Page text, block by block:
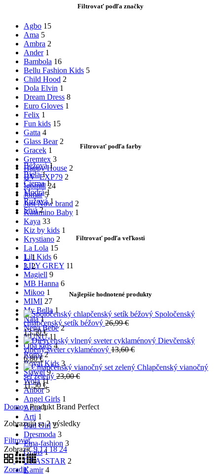
Filtrovať podľa značky
Agbo 15
Ama 5
Ambra 2
Ander 1
Bambola 16
Bellu Fashion Kids 5
Child Hood 2
Dola Elvin 1
Dream Dress 8
Euro Gloves 1
Felix 1
Fun kids 15
Gatta 4
Glass Bear 2
Gracek 1
Gremtex 3
Happy House 2
HV- EXP79 2
Igomill 24
Jomar 5
Just Now brand 2
Katamino Baby 1
Kaya 33
Kiz by kids 1
Krystiano 2
La Lola 15
Lili Kids 6
LILY GREY 11
Magiell 9
MB Hanna 6
Mikoo 1
MIMI 27
My Bella 1
Nala 1
Nena Bebe 2
NUNU 11
Qba kids 4
Roma 2
Royal Kids 3
Sjawel 9
Wola 11
Anbor 5
Angel Girls 1
Arius 1
Arti 1
Bad Girl 2
Dresmoda 3
Ema-fashion 3
Grans 1
GRASSTAR 2
Kamir 4
Filtrovať podľa farby
Béžová 1
Biela 1
Čierna 1
Modrá 1
Ružová 1
Sivá 2
Filtrovať podľa veľkosti
1. 1
3. 2
Najlepšie hodnotené produkty
Spoločenský
chlapčenský setík béžový 26,99€
13,50€
Dievčenský
vlnený sveter cyklaménový 13,60€
6,80€
Chlapčenský vianočný
set zelený 23,00€
11,50€
DomovProdukt Brand Perfect
Zobrazujú sa 2 výsledky
Filtrovať
Zobraziť9121824
Zoradiť